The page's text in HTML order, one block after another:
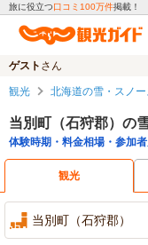
旅に役立つ口コミ100万件掲載！
ゲスト さん
観光 北海道の雪・スノ
当別町（石狩郡）の
体験時期・料金相場・参加
観光
当別町（石狩郡）